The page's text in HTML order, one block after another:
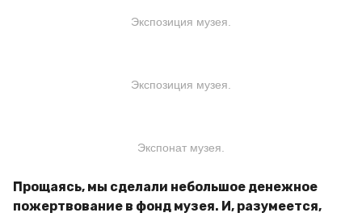
Экспозиция музея.
Экспозиция музея.
Экспонат музея.
Прощаясь, мы сделали небольшое денежное
пожертвование в фонд музея. И, разумеется,